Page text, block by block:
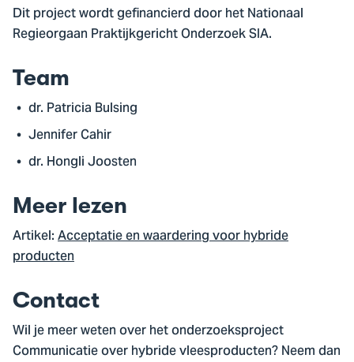
Dit project wordt gefinancierd door het Nationaal
Regieorgaan Praktijkgericht Onderzoek SIA.
Team
dr. Patricia Bulsing
Jennifer Cahir
dr. Hongli Joosten
Meer lezen
Artikel:Acceptatie en waardering voor hybride
producten
Contact
Wil je meer weten over het onderzoeksproject
Communicatie over hybride vleesproducten? Neem dan